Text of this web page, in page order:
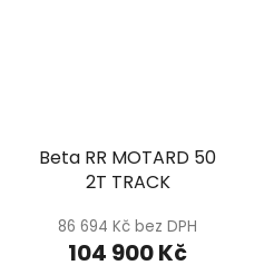
Beta RR MOTARD 50
2T TRACK
86 694 Kč bez DPH
104 900 Kč